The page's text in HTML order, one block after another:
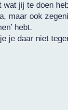
jij te doen
maar ook
hebt.
je daar niet